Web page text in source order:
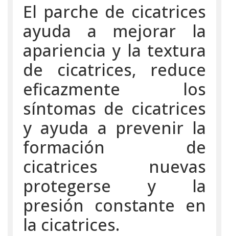
El parche de cicatrices
ayuda a mejorar la
apariencia y la textura
de cicatrices, reduce
eficazmente los
síntomas de cicatrices
y ayuda a prevenir la
formación de
cicatrices nuevas
protegerse y la
presión constante en
la cicatrices.